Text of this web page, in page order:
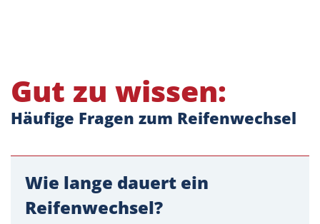
Gut zu wissen:
Häufige Fragen zum Reifenwechsel
Wie lange dauert ein
Reifenwechsel?